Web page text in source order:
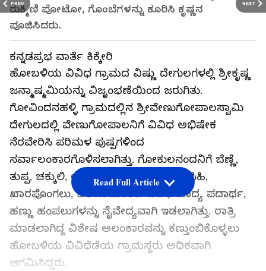
PREV NEXT
ರುಕ್ಮಿಣಿ ಪೋಟೋ, ಗೊಂಬೆಗಳನ್ನು ಕೂರಿಸಿ ಕೃಷ್ಣನ
ಪೂಜಿಸಿದರು.
ಕನ್ನಡಪ್ರಭ ವಾರ್ತೆ ಕಿಕ್ಕೇರಿ
ಹೋಬಳಿಯ ವಿವಿಧ ಗ್ರಾಮದ ವಿಷ್ಣು ದೇಗುಲಗಳಲ್ಲಿ ಶ್ರೀಕೃಷ್ಣ
ಜನ್ಮಾಷ್ಮಮಿಯನ್ನು ವಿಜೃಂಭಣೆಯಿಂದ ಜರುಗಿತು.
ಗೋವಿಂದನಹಳ್ಳಿ ಗ್ರಾಮದಲ್ಲಿನ ಶ್ರೀವೇಣುಗೋಪಾಲಸ್ವಾಮಿ
ದೇಗುಲದಲ್ಲಿ ವೇಣುಗೋಪಾಲನಿಗೆ ವಿವಿಧ ಅಭಿಷೇಕ
ನೆರವೇರಿಸಿ ಪರಿಮಳ ಪುಷ್ಪಗಳಿಂದ
ಸರ್ವಾಲಂಕಾರಗೊಳಿಸಲಾಗಿತ್ತು. ಗೋಕುಲನಂದನಿಗೆ ಬೆಣ್ಣೆ,
ತುಪ್ಪ, ಚಕ್ಕುಲಿ, ಲಡ್ಡು, ಕೋಡುಬಳೆ, ನಿಪ್ಪಟ್ಟು, ಸಿಹಿ,
ಖಾರಪೊಂಗಲು, ಜಿಲೇಬಿಯಂತಹ ವಿವಿಧ ಖಾದ್ಯ ಪದಾರ್ಥ,
ಹಣ್ಣು ಹಂಪಲುಗಳನ್ನು ನೈವೇದ್ಯವಾಗಿ ಇಡಲಾಗಿತ್ತು. ರಾತ್ರಿ
ಮಾಡಲಾಗಿದ್ದ ವಿಶೇಷ ಅಲಂಕಾರವನ್ನು ಕಣ್ತುಂಬಿಕೊಳ್ಳಲು
ಹೋಬಳಿಯ ವಿವಿಧೆಡೆಯ ಗ್ರಾಮಸ್ಥರು ಅಧಿಕವಾಗಿ
ಆಗಮಿಸಿದ್ದರು.
Read Full Article